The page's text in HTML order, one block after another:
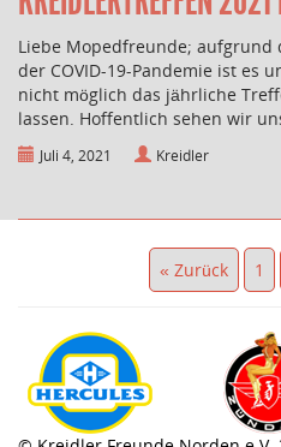
Liebe Mopedfreunde; aufgrund
der COVID-19-Pandemie ist es
nicht möglich das jährliche
lassen. Hoffentlich sehen wir
Juli 4, 2021 Kreidler
« Zurück 1